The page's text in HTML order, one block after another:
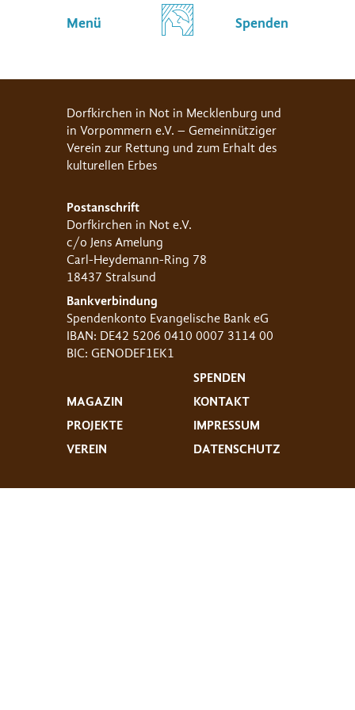
Menü Spenden
Dorfkirchen in Not in Mecklenburg und
in Vorpommern e.V. – Gemeinnütziger
Verein zur Rettung und zum Erhalt des
kulturellen Erbes
Postanschrift
Dorfkirchen in Not e.V.
c/o Jens Amelung
Carl-Heydemann-Ring 78
18437 Stralsund
Bankverbindung
Spendenkonto Evangelische Bank eG
IBAN: DE42 5206 0410 0007 3114 00
BIC: GENODEF1EK1
MAGAZIN
PROJEKTE
VEREIN
SPENDEN
KONTAKT
IMPRESSUM
DATENSCHUTZ